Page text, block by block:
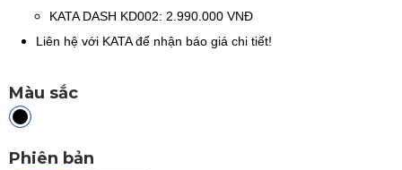
KATA DASH KD002: 2.990.000 VNĐ
Liên hệ với KATA để nhận báo giá chi tiết!
Màu sắc
Phiên bản